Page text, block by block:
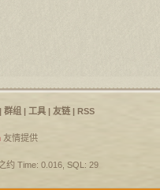
| 群组 | 工具 | 友链 | RSS
友情提供
约Time: 0.016, SQL: 29